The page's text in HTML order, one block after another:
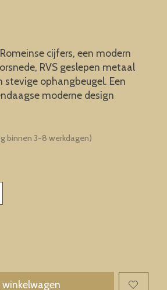
cijfers, een modern
RVS geslepen metaal
ophangbeugel. Een
moderne design
binnen 3-8 werkdagen)